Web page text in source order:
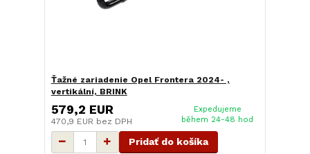
Ťažné zariadenie Opel Frontera 2024- ,
vertikální, BRINK
579,2 EUR
470,9 EUR bez DPH
Expedujeme
během 24-48 hod
Pridať do košíka